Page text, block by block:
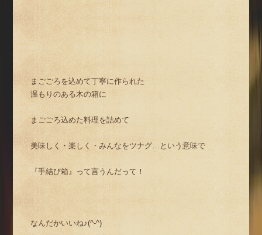
まごごろを込めて丁寧に作られた
温もりのある木の箱に
まごごろ込めた料理を詰めて
美味しく・楽しく・みんなをツナグ…という意味で
『手結び箱』って言うんだって！
なんだかいいね♪(^-^)